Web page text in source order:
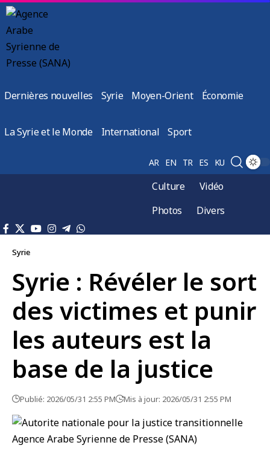
Dernières nouvelles Syrie Moyen-Orient Économie
La Syrie et le Monde International Sport
AR EN TR ES KU
Culture
Vidéo
Photos
Divers
Syrie
Syrie : Révéler le sort
des victimes et punir
les auteurs est la
base de la justice
Publié: 2026/05/31 2:55 PM Mis à jour: 2026/05/31 2:55 PM